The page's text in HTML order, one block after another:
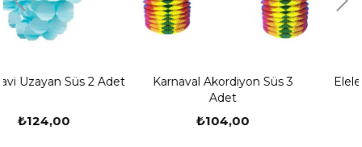
Karnaval Akordiyon Süs 3
Elele Çocuklar Asma